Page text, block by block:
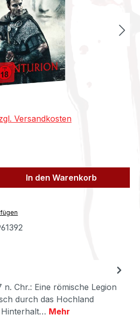
Versandkosten
Gib den
In den Warenkorb
n. Chr.: Eine römische Legion
durch das Hochland
Hinterhalt… Mehr